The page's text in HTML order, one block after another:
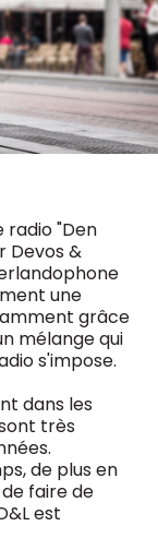
radio "Den
Devos &
une
grâce
mélange qui
s'impose.
dans les
très
de plus en
faire de
est
:
Freemium
MM Tech
Best of
Research
MM Blue
Magazine
(digital)